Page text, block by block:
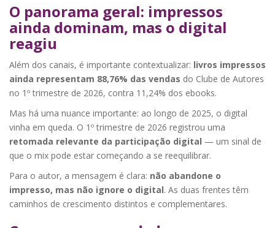
O panorama geral: impressos
ainda dominam, mas o digital
reagiu
Além dos canais, é importante contextualizar: livros impressos
ainda representam 88,76% das vendas do Clube de Autores
no 1º trimestre de 2026, contra 11,24% dos ebooks.
Mas há uma nuance importante: ao longo de 2025, o digital
vinha em queda. O 1º trimestre de 2026 registrou uma
retomada relevante da participação digital — um sinal de
que o mix pode estar começando a se reequilibrar.
Para o autor, a mensagem é clara: não abandone o
impresso, mas não ignore o digital. As duas frentes têm
caminhos de crescimento distintos e complementares.